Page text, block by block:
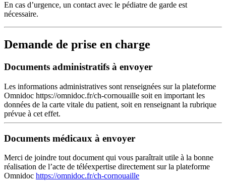
En cas d’urgence, un contact avec le pédiatre de garde est
nécessaire.
Demande de prise en charge
Documents administratifs à envoyer
Les informations administratives sont renseignées sur la plateforme
Omnidoc https://omnidoc.fr/ch-cornouaille soit en important les
données de la carte vitale du patient, soit en renseignant la rubrique
prévue à cet effet.
Documents médicaux à envoyer
Merci de joindre tout document qui vous paraîtrait utile à la bonne
réalisation de l’acte de téléexpertise directement sur la plateforme
Omnidoc https://omnidoc.fr/ch-cornouaille